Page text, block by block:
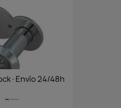
24/48h